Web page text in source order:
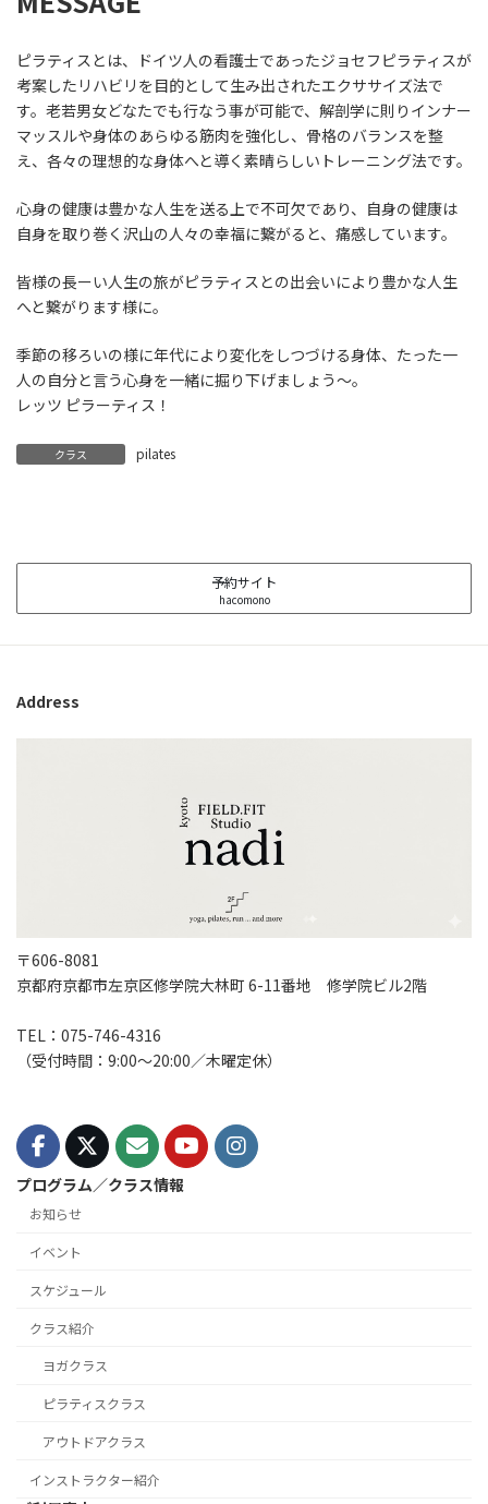
ピラティスとは、ドイツ人の看護士であったジョセフピラティスが
考案したリハビリを目的として生み出されたエクササイズ法で
す。老若男女どなたでも行なう事が可能で、解剖学に則りインナー
マッスルや身体のあらゆる筋肉を強化し、骨格のバランスを整
え、各々の理想的な身体へと導く素晴らしいトレーニング法です。
心身の健康は豊かな人生を送る上で不可欠であり、自身の健康は
自身を取り巻く沢山の人々の幸福に繋がると、痛感しています。
皆様の長ーい人生の旅がピラティスとの出会いにより豊かな人生
へと繋がります様に。
季節の移ろいの様に年代により変化をしつづける身体、たった一
人の自分と言う心身を一緒に掘り下げましょう〜。
レッツ ピラーティス！
クラス pilates
予約サイト
hacomono
Address
〒606-8081
京都府京都市左京区修学院大林町 6-11番地 修学院ビル2階
TEL：075-746-4316
（受付時間：9:00〜20:00／木曜定休）
プログラム／クラス情報
お知らせ
イベント
スケジュール
クラス紹介
ヨガクラス
ピラティスクラス
アウトドアクラス
インストラクター紹介